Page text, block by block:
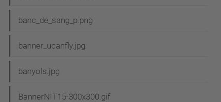
banc_de_sang_p.png
banner_ucanfly.jpg
banyols.jpg
BannerNIT15-300x300.gif